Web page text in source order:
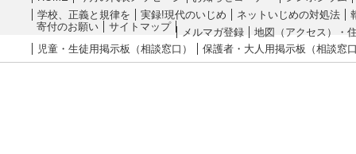
学校、正義と規律を
実録!現代のいじめ ネットいじめの対処法
寄付のお願い
サイトマップ メルマガ登録
地図（アクセス）・
児童・生徒用掲示板（相談窓口）
保護者・大人用掲示板（相談窓